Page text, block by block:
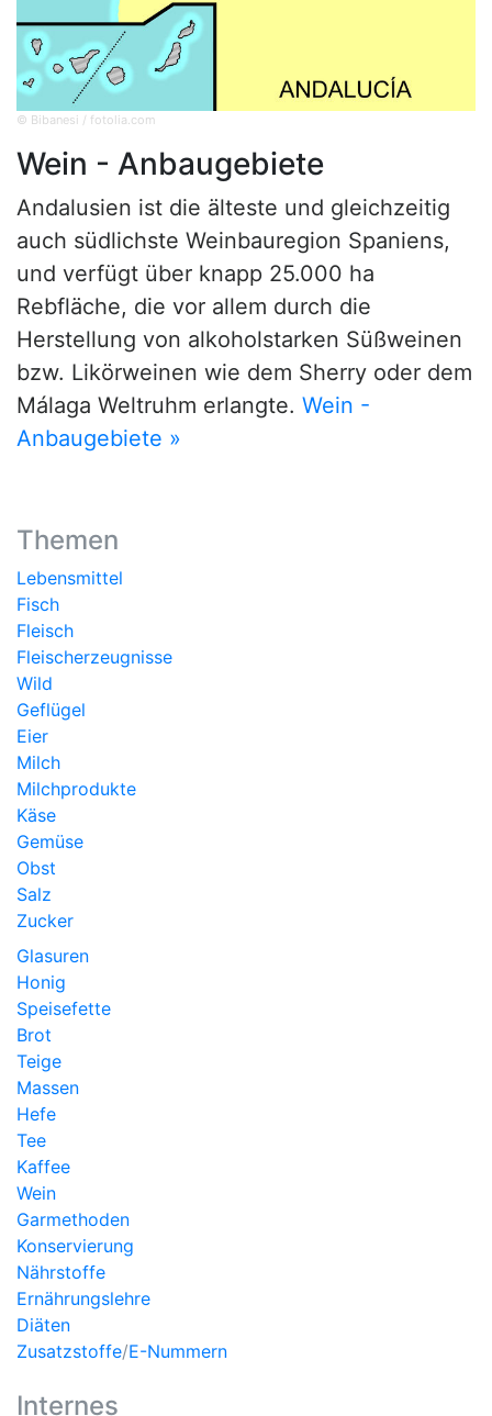
© Bibanesi / fotolia.com
Wein - Anbaugebiete
Andalusien ist die älteste und gleichzeitig
auch südlichste Weinbauregion Spaniens,
und verfügt über knapp 25.000 ha
Rebfläche, die vor allem durch die
Herstellung von alkoholstarken Süßweinen
bzw. Likörweinen wie dem Sherry oder dem
Málaga Weltruhm erlangte. Wein -
Anbaugebiete »
Themen
Lebensmittel
Fisch
Fleisch
Fleischerzeugnisse
Wild
Geflügel
Eier
Milch
Milchprodukte
Käse
Gemüse
Obst
Salz
Zucker
Glasuren
Honig
Speisefette
Brot
Teige
Massen
Hefe
Tee
Kaffee
Wein
Garmethoden
Konservierung
Nährstoffe
Ernährungslehre
Diäten
Zusatzstoffe/E-Nummern
Internes